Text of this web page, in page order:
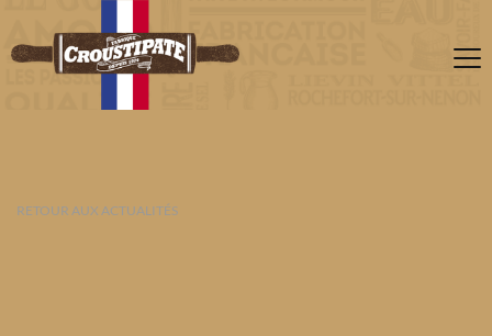
RETOUR AUX ACTUALITÉS